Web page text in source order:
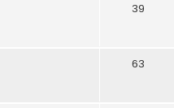
39
63